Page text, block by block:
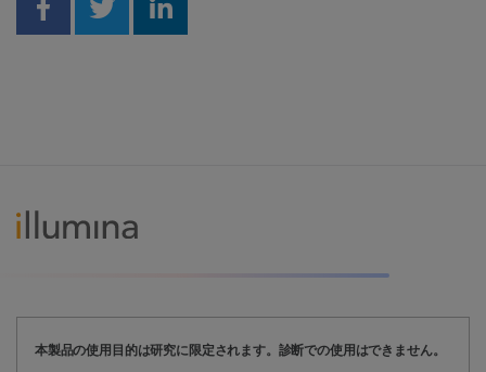
Share on Facebook
Share on Twitter
Share on Linkedin
本製品の使用目的は研究に限定されます。診断での使用はできません。